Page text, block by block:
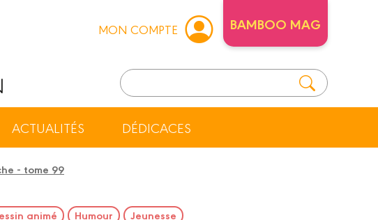
MON COMPTE BAMBOO MAG
ACTUALITÉS DÉDICACES
- tome 99
animé Humour Jeunesse